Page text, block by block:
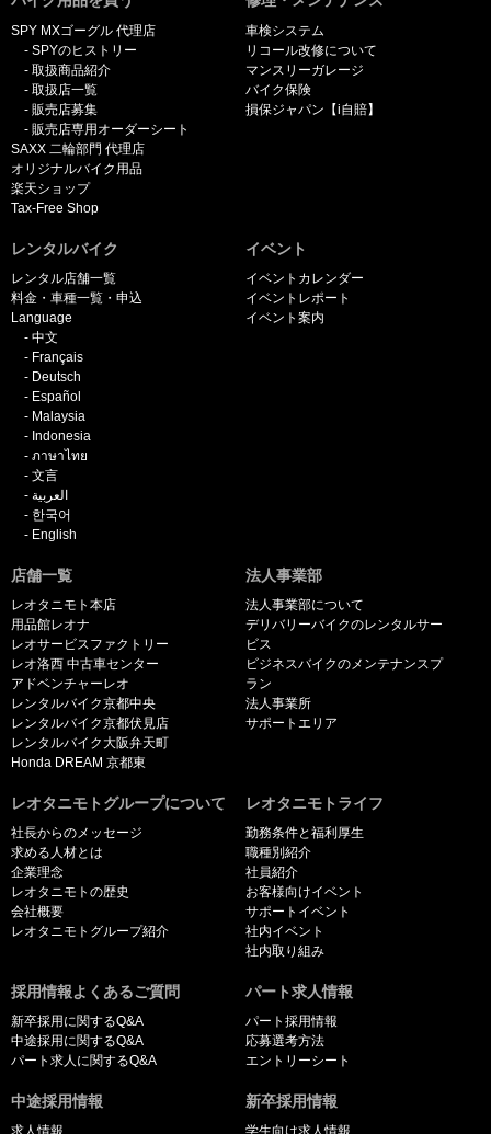
SPY MXゴーグル 代理店
SPYのヒストリー
取扱商品紹介
取扱店一覧
販売店募集
販売店専用オーダーシート
SAXX 二輪部門 代理店
オリジナルバイク用品
楽天ショップ
Tax-Free Shop
車検システム
リコール改修について
マンスリーガレージ
バイク保険
損保ジャパン【i自賠】
レンタルバイク
レンタル店舗一覧
料金・車種一覧・申込
Language
中文
Français
Deutsch
Español
Malaysia
Indonesia
ภาษาไทย
文言
العربية
한국어
English
イベント
イベントカレンダー
イベントレポート
イベント案内
店舗一覧
レオタニモト本店
用品館レオナ
レオサービスファクトリー
レオ洛西 中古車センター
アドベンチャーレオ
レンタルバイク京都中央
レンタルバイク京都伏見店
レンタルバイク大阪弁天町
Honda DREAM 京都東
法人事業部
法人事業部について
デリバリーバイクのレンタルサー
ビス
ビジネスバイクのメンテナンスプ
ラン
法人事業所
サポートエリア
レオタニモトグループについて
社長からのメッセージ
求める人材とは
企業理念
レオタニモトの歴史
会社概要
レオタニモトグループ紹介
レオタニモトライフ
勤務条件と福利厚生
職種別紹介
社員紹介
お客様向けイベント
サポートイベント
社内イベント
社内取り組み
採用情報よくあるご質問
新卒採用に関するQ&A
中途採用に関するQ&A
パート求人に関するQ&A
パート求人情報
パート採用情報
応募選考方法
エントリーシート
中途採用情報 新卒採用情報